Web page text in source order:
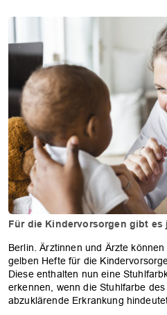
Für die Kindervorsorgen gibt es
Berlin. Ärztinnen und Ärzte
gelben Hefte für die
Diese enthalten nun eine
erkennen, wenn die Stuhlfarbe
abzuklärende Erkrankung